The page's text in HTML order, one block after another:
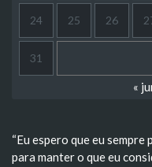
24 25 26
31
«
“Eu espero que eu
para manter o que eu